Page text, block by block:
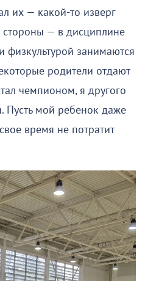
их — какой-то изверг
стороны — в дисциплине
физкультурой занимаются
родители отдают
чемпионом, я другого
Пусть мой ребенок даже
время не потратит